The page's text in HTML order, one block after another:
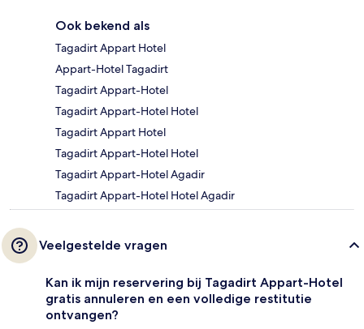
Ook bekend als
Tagadirt Appart Hotel
Appart-Hotel Tagadirt
Tagadirt Appart-Hotel
Tagadirt Appart-Hotel Hotel
Tagadirt Appart Hotel
Tagadirt Appart-Hotel Hotel
Tagadirt Appart-Hotel Agadir
Tagadirt Appart-Hotel Hotel Agadir
Veelgestelde vragen
Kan ik mijn reservering bij Tagadirt Appart-Hotel
gratis annuleren en een volledige restitutie
ontvangen?